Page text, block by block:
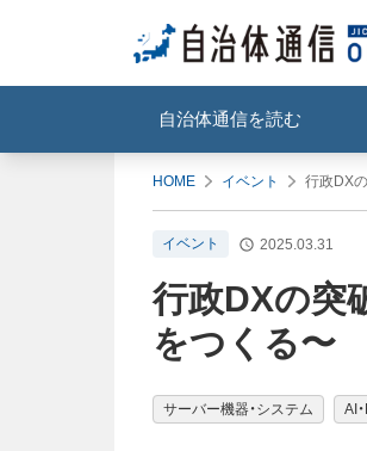
自治体通信を読む
HOME イベント 行政DX
イベント 2025.03.31
行政DXの突
をつくる〜
サーバー機器・システム AI